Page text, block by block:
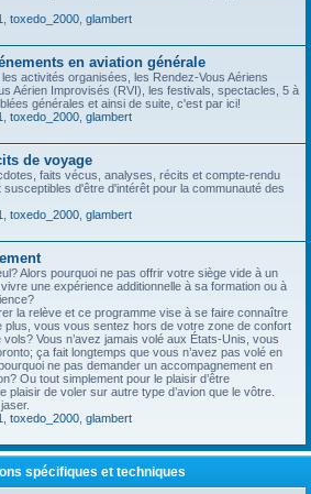
toxedo_2000 glambert
en aviation générale
activités organisées, les Rendez-Vous Aériens
Aérien Improvisés (RVI), les festivals, spectacles, 5 à
générales et ainsi de suite, c'est par ici!
toxedo_2000 glambert
de voyage
faits vécus, analyses, récits et compte-rendu
d'être d'intérêt pour la communauté des
toxedo_2000 glambert
Alors pourquoi ne pas offrir votre siège vide à un
une expérience additionnelle à sa formation ou à
la relève et ce programme vise à se faire connaître
plus, vous vous sentez hors de votre zone de confort
Vous n’avez jamais volé aux États-Unis, vous
ça fait longtemps que vous n’avez pas volé en
ne pas demander un accompagnement en
Ou tout simplement pour le plaisir d’être
plaisir de voler sur autre type d’avion que le vôtre.
toxedo_2000 glambert
spécifiques et techniques